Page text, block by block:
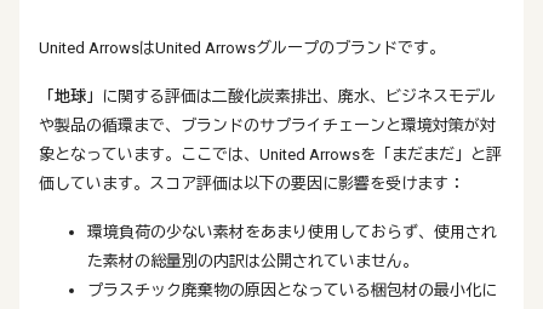
United ArrowsはUnited Arrowsグループのブランドです。
「地球」
に関する評価は二酸化炭素排出、廃水、ビジネスモデル
や製品の循環まで、ブランドのサプライチェーンと環境対策が対
象となっています。ここでは、United Arrowsを「まだまだ」と評
価しています。スコア評価は以下の要因に影響を受けます：
環境負荷の少ない素材をあまり使用しておらず、使用され
た素材の総量別の内訳は公開されていません。
プラスチック廃棄物の原因となっている梱包材の最小化に